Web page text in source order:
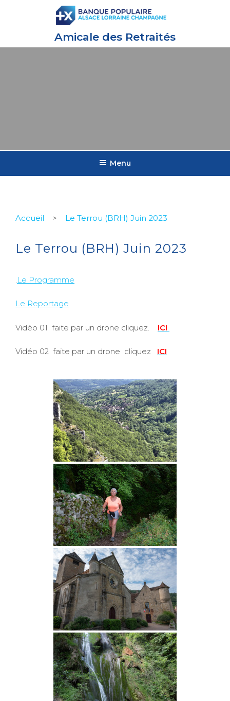
Amicale des Retraités
Menu
Accueil > Le Terrou (BRH) Juin 2023
Le Terrou (BRH) Juin 2023
Le Programme
Le Reportage
Vidéo 01 faite par un drone cliquez. ICI
Vidéo 02 faite par un drone cliquez ICI